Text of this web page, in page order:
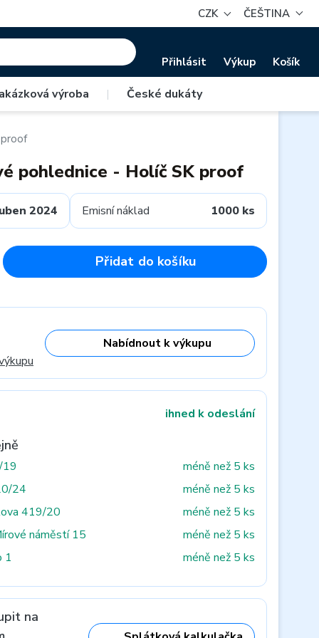
CZK ČEŠTINA
Přihlásit Výkup Košík
výroba | České dukáty
pohlednice - Holíč SK proof
2024 Emisní náklad 1000 ks
Přidat do košíku
Nabídnout k výkupu
ihned k odeslání
19
méně než 5 ks
24
méně než 5 ks
419/20
méně než 5 ks
náměstí 15
méně než 5 ks
1
méně než 5 ks
na